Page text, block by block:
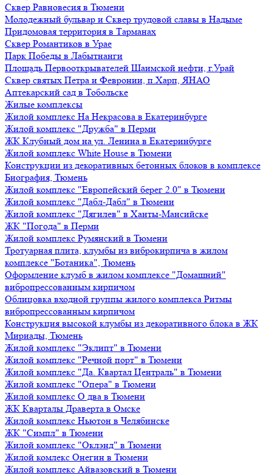
Сквер Равновесия в Тюмени
Молодежный бульвар и Сквер трудовой славы в Надыме
Придомовая территория в Тарманах
Сквер Романтиков в Урае
Парк Победы в Лабытнанги
Площадь Первооткрывателей Шаимской нефти, г.Урай
Сквер святых Петра и Февронии, п.Харп, ЯНАО
Аптекарский сад в Тобольске
Жилые комплексы
Жилой комплекс На Некрасова в Екатеринбурге
Жилой комплекс "Дружба" в Перми
ЖК Клубный дом на ул. Ленина в Екатеринбурге
Жилой комплекс White House в Тюмени
Конструкции из декоративных бетонных блоков в комплексе
Биография, Тюмень
Жилой комплекс "Европейский берег 2.0" в Тюмени
Жилой комплекс "Дабл-Дабл" в Тюмени
Жилой комплекс "Дягилев" в Ханты-Мансийске
ЖК "Погода" в Перми
Жилой комплекс Румянский в Тюмени
Тротуарная плита, клумбы из виброкирпича в жилом
комплексе "Ботаника", Тюмень
Оформление клумб в жилом комплексе "Домашний"
вибропрессованным кирпичом
Облицовка входной группы жилого комплекса Ритмы
вибропрессованным кирпичом
Конструкция высокой клумбы из декоративного блока в ЖК
Мириады, Тюмень
Жилой комплекс "Эклипт" в Тюмени
Жилой комплекс "Речной порт" в Тюмени
Жилой комплекс "Да. Квартал Централь" в Тюмени
Жилой комплекс "Опера" в Тюмени
Жилой комплекс О два в Тюмени
ЖК Кварталы Драверта в Омске
Жилой комплекс Ньютон в Челябинске
ЖК "Симпл" в Тюмени
Жилой комплекс "Оклэнд" в Тюмени
Жилой комлекс Онегин в Тюмени
Жилой комплекс Айвазовский в Тюмени